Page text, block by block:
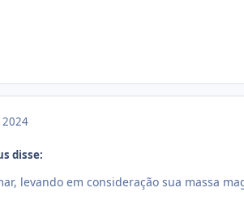
2024
disse:
levando em consideração sua massa